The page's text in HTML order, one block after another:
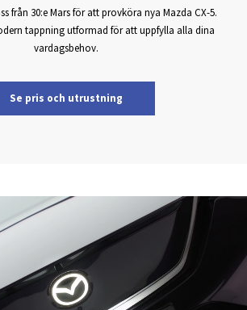
från 30:e Mars för att provköra nya Mazda CX-5.
tappning utformad för att uppfylla alla dina
vardagsbehov.
Se pris och utrustning